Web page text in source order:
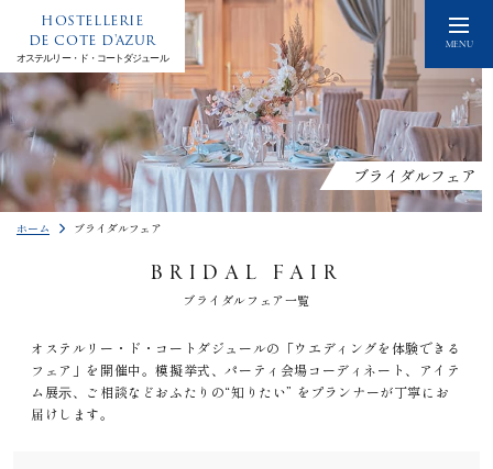
MENU
HOSTELLERIE
DE COTE D'AZUR
オステルリー・ド・コートダジュール
ブライダルフェア
ホーム ブライダルフェア
BRIDAL FAIR
ブライダルフェア一覧
オステルリー・ド・コートダジュールの「ウエディングを体験できる
フェア」を開催中。模擬挙式、パーティ会場コーディネート、アイテ
ム展⽰、ご相談などおふたりの“知りたい” をプランナーが丁寧にお
届けします。